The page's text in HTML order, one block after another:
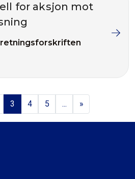
for aksjon mot
3 4 5 ... »